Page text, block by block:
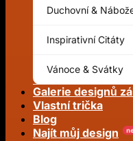
Duchovní &
Inspirativní Citáty
Vánoce & Svátky
Galerie designů
Vlastní trička
Blog
Najít můj design